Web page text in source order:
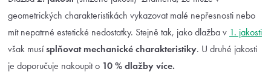
geometrických charakteristikách vykazovat malé nepřesnosti nebo
mít nepatrné estetické nedostatky. Stejně tak, jako dlažba v 1. jakosti
však musísplňovat mechanické charakteristiky. U druhé jakosti
je doporučuje nakoupit o 10 % dlažby více.